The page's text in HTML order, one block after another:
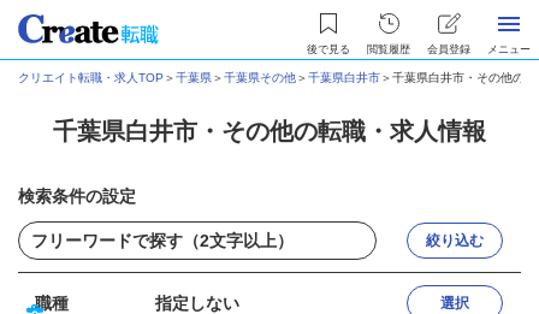
後で見る 閲覧履歴 会員登録 メニュー
クリエイト転職・求人TOP ＞千葉県＞千葉県その他＞千葉県白井市＞千葉県白井市・その他の
千葉県白井市・その他の転職・求人情報
検索条件の設定
絞り込む
職種 指定しない 選択